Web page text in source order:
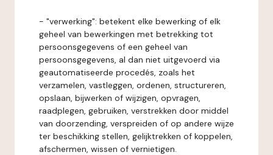
- "verwerking": betekent elke bewerking of elk
geheel van bewerkingen met betrekking tot
persoonsgegevens of een geheel van
persoonsgegevens, al dan niet uitgevoerd via
geautomatiseerde procedés, zoals het
verzamelen, vastleggen, ordenen, structureren,
opslaan, bijwerken of wijzigen, opvragen,
raadplegen, gebruiken, verstrekken door middel
van doorzending, verspreiden of op andere wijze
ter beschikking stellen, gelijktrekken of koppelen,
afschermen, wissen of vernietigen.